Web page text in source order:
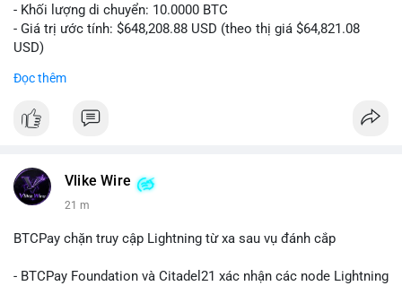
- Khối lượng di chuyển: 10.0000 BTC
- Giá trị ước tính: $648,208.88 USD (theo thị giá $64,821.08
USD)
trong mempool chưa xác nhận. Với quy mô này, hành vi cho
dấu hiệu của việc gom ví lạnh hoặc chuẩn bị thanh khoản cho
giao dịch OTC. Áp lực bán trực tiếp lên sàn là thấp, nhưng tâm
lớn.
Nhà đầu tư nhỏ lẻ nên theo dõi xác nhận giao dịch và dòng
Đọc thêm
Vlike Wire
21 m
BTCPay chặn truy cập Lightning từ xa sau vụ đánh cắp
- BTCPay Foundation và Citadel21 xác nhận các node Lightning